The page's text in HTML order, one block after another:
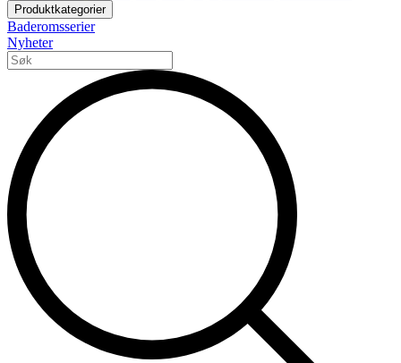
Produktkategorier
Baderomsserier
Nyheter